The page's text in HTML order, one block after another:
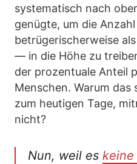
systematisch nach
genügte, um die
betrügerischerweise
— in die Höhe zu
der prozentuale Anteil
Menschen. Warum das
zum heutigen Tage,
nicht?
Nun, weil es keine